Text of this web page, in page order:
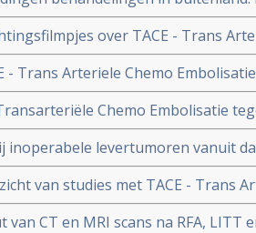
vast op behandelingen in
van proces van kankerpatiënt
over TACE - Trans
in het buitenland
- Trans Arteriele Chemo
bewijst significant langere
aldus nieuwste studie resultaten
Chemo Embolisatie
overleving - 24 procent haalt de
ontstaan vanuit carcinoid
inoperabele levertumoren vanuit
patienten copy 1
van studies met TACE - Trans
ontstaan vanuit vormen van
van CT en MRI scans na RFA, LITT